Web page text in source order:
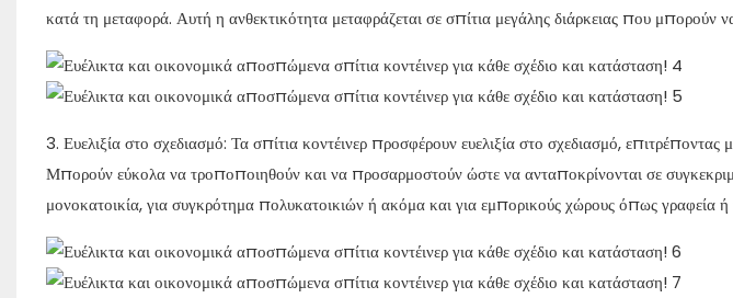
κατά τη μεταφορά. Αυτή η ανθεκτικότητα μεταφράζεται σε σπίτια μεγάλης διάρκειας που μπορούν
3. Ευελιξία στο σχεδιασμό: Τα σπίτια κοντέινερ προσφέρουν ευελιξία στο σχεδιασμό, επιτρέποντας
Μπορούν εύκολα να τροποποιηθούν και να προσαρμοστούν ώστε να ανταποκρίνονται σε
μονοκατοικία, για συγκρότημα πολυκατοικιών ή ακόμα και για εμπορικούς χώρους όπως γραφεία